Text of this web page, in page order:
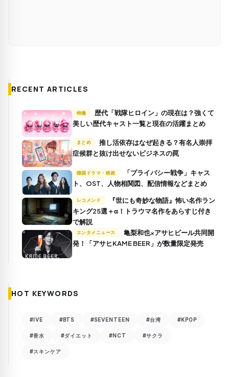
RECENT ARTICLES
特撮
美しい歴代キャスト一覧と現在の活躍まとめ
まとめ
推し活依存はなぜ起きる？有名人崇拝
症候群と抜け出せないビジネスの罠
韓国ドラマ・映画
ト、OST、人物相関図、配信情報などまとめ
レコメンド
キング25選＋α！トラウマ名作をあらすじ付き
で解説
エンタメニュース
発！「アサヒKAME BEER」が数量限定発売
HOT KEYWORDS
#IVE #BTS #SEVENTEEN #台湾 #KPOP
#香水 #ダイエット #NCT #サクラ
#スキンケア